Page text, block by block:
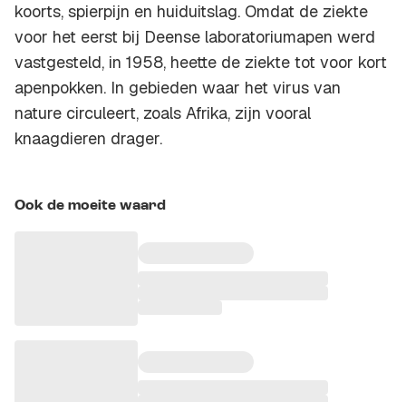
koorts, spierpijn en huiduitslag. Omdat de ziekte
voor het eerst bij Deense laboratoriumapen werd
vastgesteld, in 1958, heette de ziekte tot voor kort
apenpokken. In gebieden waar het virus van
nature circuleert, zoals Afrika, zijn vooral
knaagdieren drager.
Ook de moeite waard